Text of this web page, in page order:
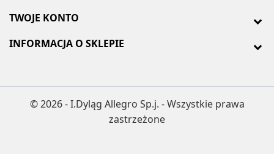
TWOJE KONTO
INFORMACJA O SKLEPIE
© 2026 - I.Dyląg Allegro Sp.j. - Wszystkie prawa
zastrzeżone